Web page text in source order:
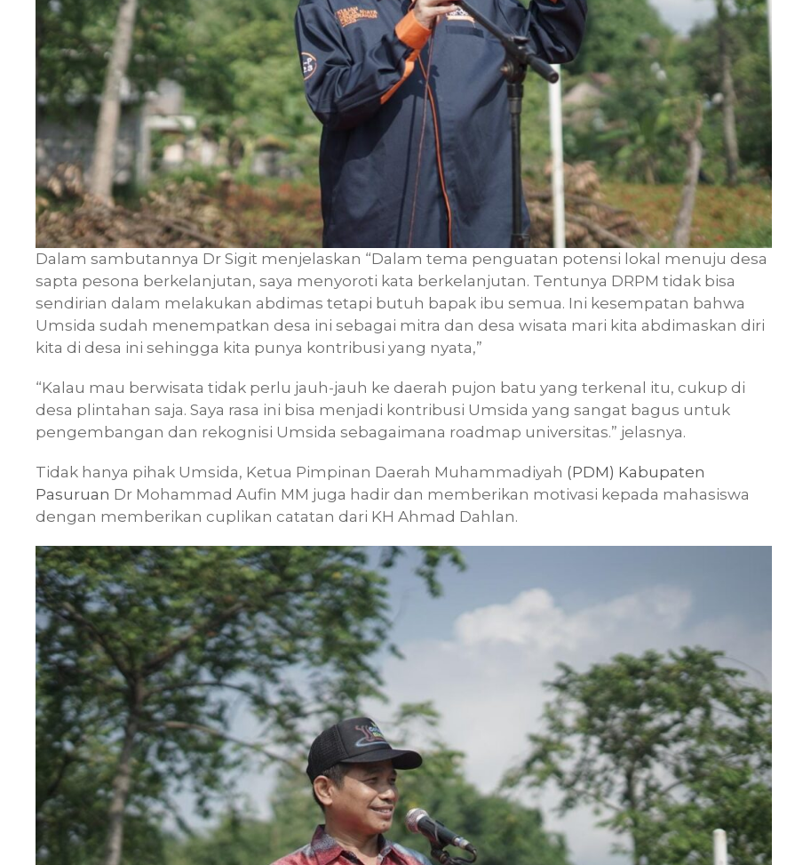
Dalam sambutannya Dr Sigit menjelaskan “Dalam tema penguatan potensi lokal menuju desa
sapta pesona berkelanjutan, saya menyoroti kata berkelanjutan. Tentunya DRPM tidak bisa
sendirian dalam melakukan abdimas tetapi butuh bapak ibu semua. Ini kesempatan bahwa
Umsida sudah menempatkan desa ini sebagai mitra dan desa wisata mari kita abdimaskan diri
kita di desa ini sehingga kita punya kontribusi yang nyata,”
“Kalau mau berwisata tidak perlu jauh-jauh ke daerah pujon batu yang terkenal itu, cukup di
desa plintahan saja. Saya rasa ini bisa menjadi kontribusi Umsida yang sangat bagus untuk
pengembangan dan rekognisi Umsida sebagaimana roadmap universitas.” jelasnya.
Tidak hanya pihak Umsida, Ketua Pimpinan Daerah Muhammadiyah (PDM) Kabupaten
Pasuruan Dr Mohammad Aufin MM juga hadir dan memberikan motivasi kepada mahasiswa
dengan memberikan cuplikan catatan dari KH Ahmad Dahlan.